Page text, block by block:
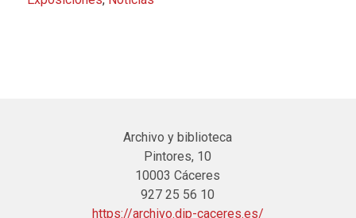
Archivo y biblioteca
Pintores, 10
10003 Cáceres
927 25 56 10
https://archivo.dip-caceres.es/